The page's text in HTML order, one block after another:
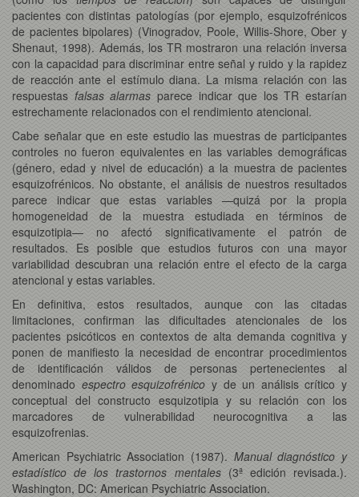
pacientes con distintas patologías (por ejemplo, esquizofrénicos
de pacientes bipolares) (Vinogradov, Poole, Willis-Shore, Ober y
Shenaut, 1998). Además, los TR mostraron una relación inversa
con la capacidad para discriminar entre señal y ruido y la rapidez
de reacción ante el estímulo diana. La misma relación con las
respuestas falsas alarmas parece indicar que los TR estarían
estrechamente relacionados con el rendimiento atencional.
Cabe señalar que en este estudio las muestras de participantes
controles no fueron equivalentes en las variables demográficas
(género, edad y nivel de educación) a la muestra de pacientes
esquizofrénicos. No obstante, el análisis de nuestros resultados
parece indicar que estas variables —quizá por la propia
homogeneidad de la muestra estudiada en términos de
esquizotipia— no afectó significativamente el patrón de
resultados. Es posible que estudios futuros con una mayor
variabilidad descubran una relación entre el efecto de la carga
atencional y estas variables.
En definitiva, estos resultados, aunque con las citadas
limitaciones, confirman las dificultades atencionales de los
pacientes psicóticos en contextos de alta demanda cognitiva y
ponen de manifiesto la necesidad de encontrar procedimientos
de identificación válidos de personas pertenecientes al
denominado espectro esquizofrénico y de un análisis crítico y
conceptual del constructo esquizotipia y su relación con los
marcadores de vulnerabilidad neurocognitiva a las
esquizofrenias.
American Psychiatric Association (1987). Manual diagnóstico y
estadístico de los trastornos mentales(3ª edición revisada.).
Washington, DC: American Psychiatric Association.